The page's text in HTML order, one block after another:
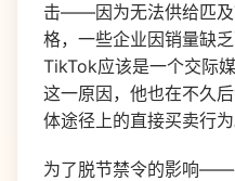
击——因为无法供给匹
格，一些企业因销量缺
TikTok应该是一个交际
这一原因，他也在不久
体途径上的直接买卖行为
为了脱节禁令的影响